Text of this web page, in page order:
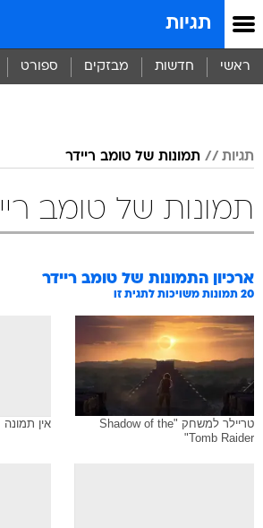
תגיות
ראשי חדשות מבזקים ספורט
תגיות תמונות של טומב ריידר
תמונות של טומב
ארכיון התמונות של טומב ריידר
20 תמונות משויכות לתגית זו
טריילר למשחק "Shadow of the
Tomb Raider"
אין תמונה